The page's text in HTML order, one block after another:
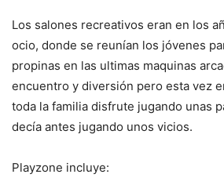
Los salones recreativos eran en los
ocio, donde se reunían los jóvenes
propinas en las ultimas maquinas
encuentro y diversión pero esta vez
toda la familia disfrute jugando unas
decía antes jugando unos vicios.
Playzone incluye: